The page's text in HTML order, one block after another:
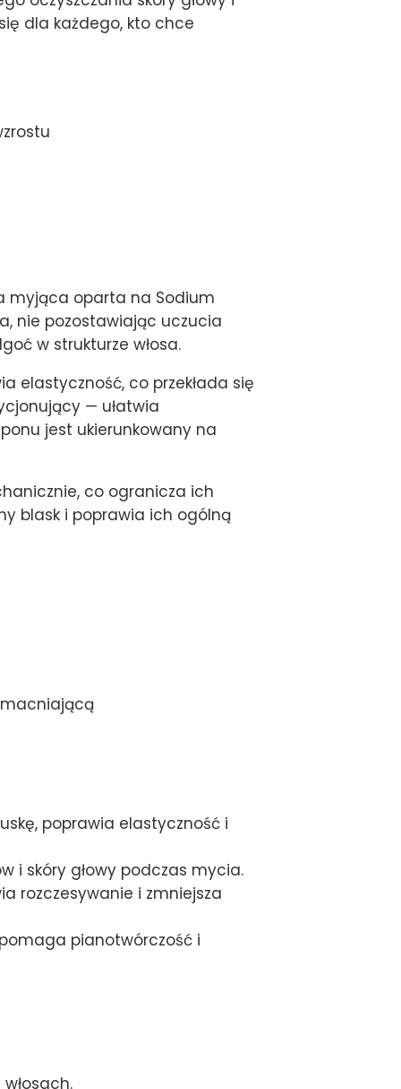
dla każdego, kto chce
myjąca oparta na Sodium
nie pozostawiając uczucia
w strukturze włosa.
elastyczność, co przekłada się
— ułatwia
jest ukierunkowany na
co ogranicza ich
blask i poprawia ich ogólną
poprawia elastyczność i
i skóry głowy podczas mycia.
rozczesywanie i zmniejsza
pianotwórczość i